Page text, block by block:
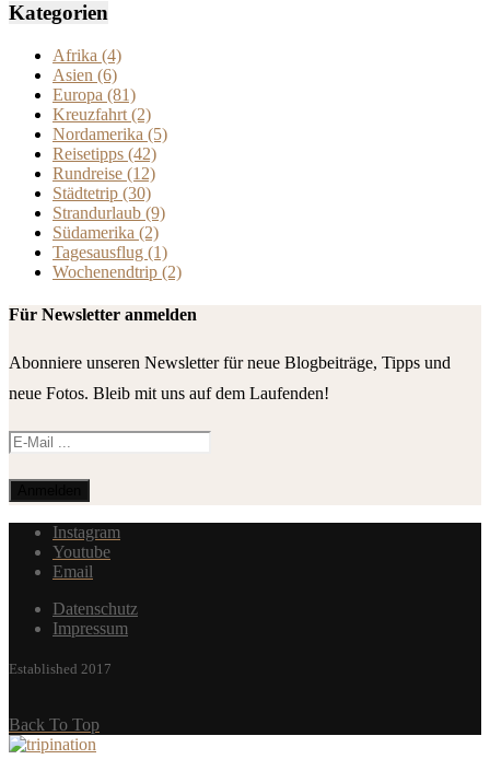
Kategorien
Afrika (4)
Asien (6)
Europa (81)
Kreuzfahrt (2)
Nordamerika (5)
Reisetipps (42)
Rundreise (12)
Städtetrip (30)
Strandurlaub (9)
Südamerika (2)
Tagesausflug (1)
Wochenendtrip (2)
Für Newsletter anmelden
Abonniere unseren Newsletter für neue Blogbeiträge, Tipps und
neue Fotos. Bleib mit uns auf dem Laufenden!
Instagram
Youtube
Email
Datenschutz
Impressum
Established 2017
Back To Top